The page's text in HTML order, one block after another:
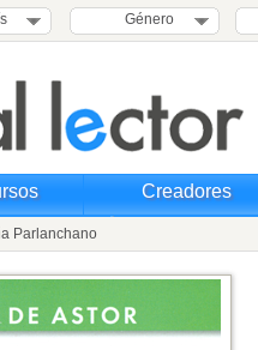
Género
Creadores
Parlanchano